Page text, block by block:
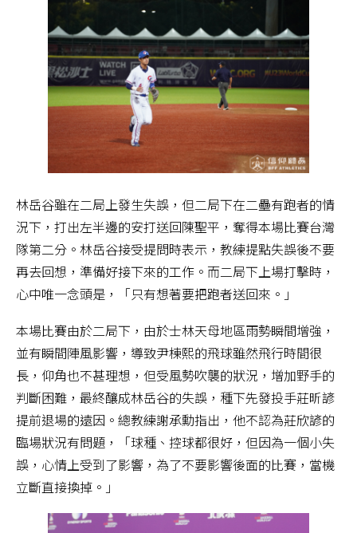
林岳谷雖在二局上發生失誤，但二局下在二壘有跑者的情
況下，打出左半邊的安打送回陳聖平，奪得本場比賽台灣
隊第二分。林岳谷接受提問時表示，教練提點失誤後不要
再去回想，準備好接下來的工作。而二局下上場打擊時，
心中唯一念頭是，「只有想著要把跑者送回來。」
本場比賽由於二局下，由於士林天母地區雨勢瞬間增強，
並有瞬間陣風影響，導致尹棟熙的飛球雖然飛行時間很
長，仰角也不甚理想，但受風勢吹襲的狀況，增加野手的
判斷困難，最終釀成林岳谷的失誤，種下先發投手莊昕諺
提前退場的遠因。總教練謝承勳指出，他不認為莊欣諺的
臨場狀況有問題，「球種、控球都很好，但因為一個小失
誤，心情上受到了影響，為了不要影響後面的比賽，當機
立斷直接換掉。」